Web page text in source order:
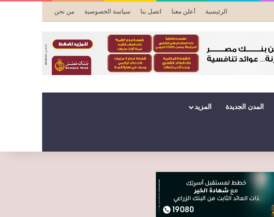
الرئيسية أعلن معنا اتصل بنا سياسة الخصوصية من نحن
المدن الجديدة المزيد